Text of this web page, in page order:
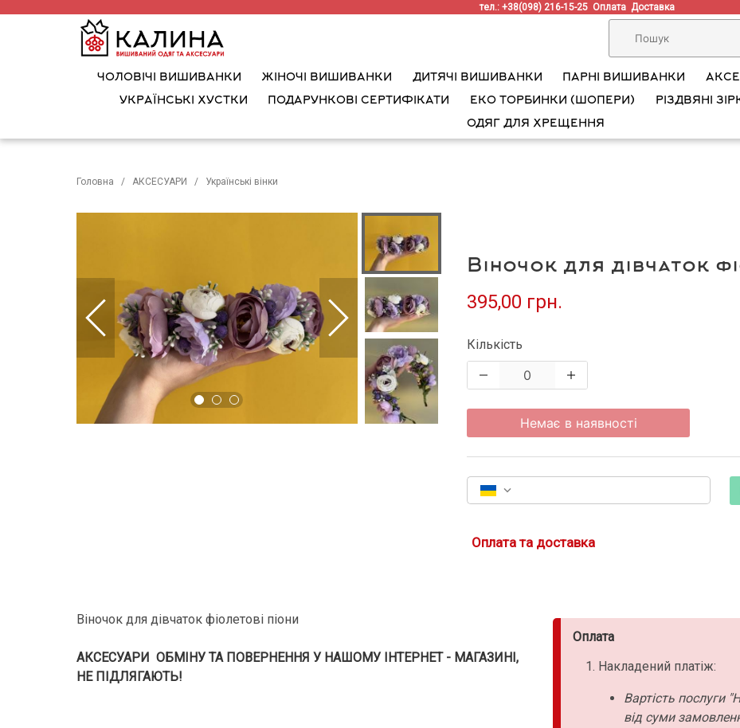
тел.: +38(098) 216-15-25 Оплата Доставка
ЧОЛОВІЧІ ВИШИВАНКИ ЖІНОЧІ ВИШИВАНКИ ДИТЯЧІ ВИШИВАНКИ ПАРНІ ВИШИВАНКИ
УКРАЇНСЬКІ ХУСТКИ
ПОДАРУНКОВІ СЕРТИФІКАТИ ЕКО ТОРБИНКИ (ШОПЕРИ) РІЗДВЯНІ
ОДЯГ ДЛЯ ХРЕЩЕННЯ
Головна АКСЕСУАРИ Українські вінки
Віночок для дівчаток
395,00 грн.
Кількість
Немає в наявності
Оплата та доставка
Віночок для дівчаток фіолетові піони
АКСЕСУАРИ ОБМІНУ ТА ПОВЕРНЕННЯ У НАШОМУ ІНТЕРНЕТ - МАГАЗИНІ,
НЕ ПІДЛЯГАЮТЬ!
Оплата
Накладений платіж:
Вартість послуги
від суми